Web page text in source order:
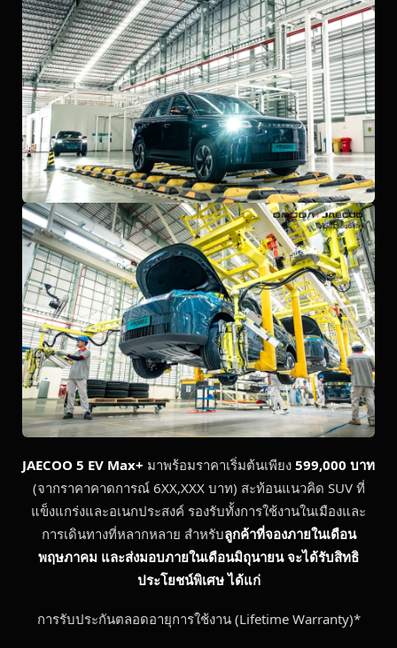
JAECOO 5 EV Max+ มาพร้อมราคาเริ่มต้นเพียง 599,000 บาท
(จากราคาคาดการณ์ 6XX,XXX บาท) สะท้อนแนวคิด SUV ที่
แข็งแกร่งและอเนกประสงค์ รองรับทั้งการใช้งานในเมืองและ
การเดินทางที่หลากหลาย สำหรับลูกค้าที่จองภายในเดือน
พฤษภาคม และส่งมอบภายในเดือนมิถุนายน จะได้รับสิทธิ
ประโยชน์พิเศษ ได้แก่
การรับประกันตลอดอายุการใช้งาน (Lifetime Warranty)*